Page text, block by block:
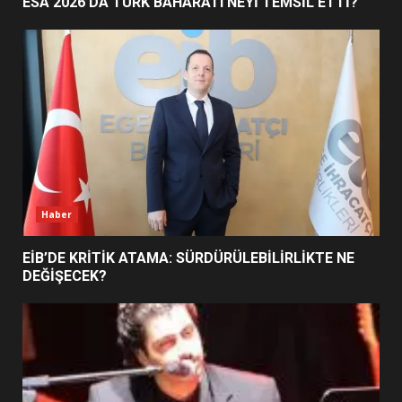
6
BURHANİYE SATRANÇ
TURNUVASI KAYITLARI NEYİ
DEĞİŞTİRİYOR?
7
BURHANİYE BELEDİYESPOR’DA
YENİ YÖNETİM NASIL
ŞEKİLLENDİ?
Haber
EİB’DE KRİTİK ATAMA: SÜRDÜRÜLEBİLİRLİKTE NE
DEĞİŞECEK?